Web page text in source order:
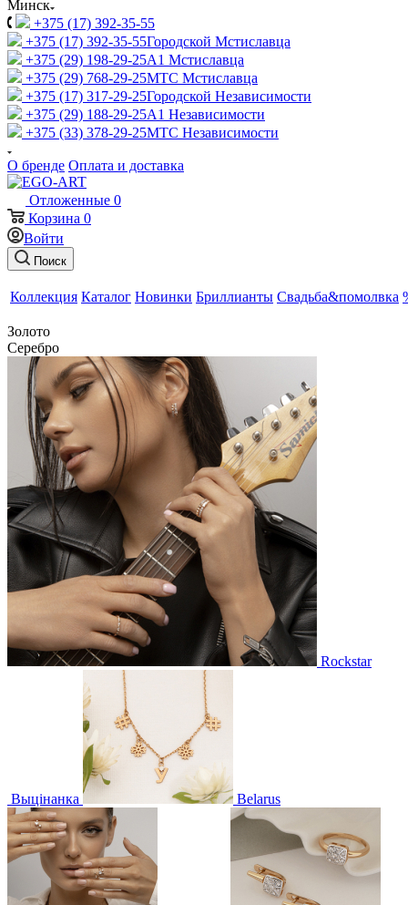
Минск
+375 (17) 392-35-55
+375 (17) 392-35-55Городской Мстиславца
+375 (29) 198-29-25A1 Мстиславца
+375 (29) 768-29-25МТС Мстиславца
+375 (17) 317-29-25Городской Независимости
+375 (29) 188-29-25A1 Независимости
+375 (33) 378-29-25МТС Независимости
О бренде Оплата и доставка
Отложенные 0
Корзина 0
Войти
Поиск
Коллекция Каталог Новинки Бриллианты Свадьба&помолвка
Золото
Серебро
Rockstar
Выцінанка Belarus